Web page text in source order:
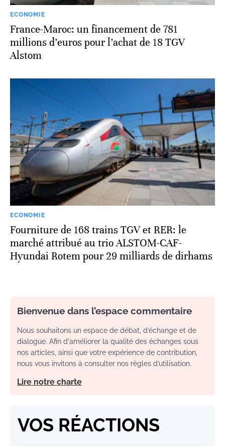
ECONOMIE
France-Maroc: un financement de 781
millions d’euros pour l’achat de 18 TGV
Alstom
ECONOMIE
Fourniture de 168 trains TGV et RER: le
marché attribué au trio ALSTOM-CAF-
Hyundai Rotem pour 29 milliards de dirhams
Bienvenue dans l’espace commentaire
Nous souhaitons un espace de débat, d’échange et de
dialogue. Afin d'améliorer la qualité des échanges sous
nos articles, ainsi que votre expérience de contribution,
nous vous invitons à consulter nos règles d’utilisation.
Lire notre charte
VOS RÉACTIONS